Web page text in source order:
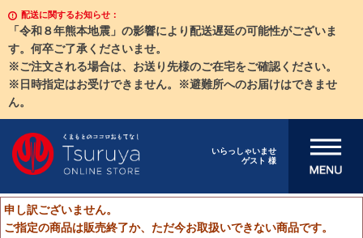
配送に関するお知らせ：
「令和８年熊本地震」の影響により配送遅延の可能性がございま
す。何卒ご了承くださいませ。
※ご注文される場合は、お送り先様のご在宅をご確認ください。
※日時指定はお受けできません。※避難所へのお届けはできませ
ん。
いらっしゃいませ
ゲスト 様
メニューを開
申し訳ございません。
ご指定の商品は販売終了か、ただ今お取扱いできない商品です。